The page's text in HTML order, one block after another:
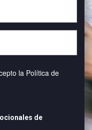
la Política de
de